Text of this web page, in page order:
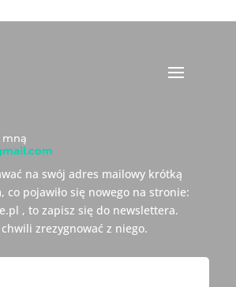
mną
na swój adres mailowy krótką
co pojawiło się nowego na stronie:
, to zapisz się do newslettera.
zrezygnować z niego.